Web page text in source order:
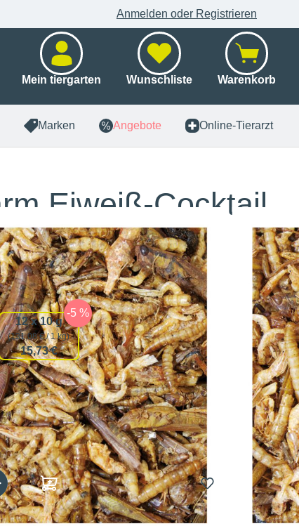
Anmelden oder Registrieren
Mein tiergarten Wunschliste Warenkorb
Marken Angebote Online-Tierarzt
Eiweiß-Cocktail
g
auswählen
12 x 10 g
(131,08 € / 1 kg)
15,73 €
gewünschten Wert ein oder benutze die Schaltflächen um die Anzahl zu
In den Warenkorb
bei dir